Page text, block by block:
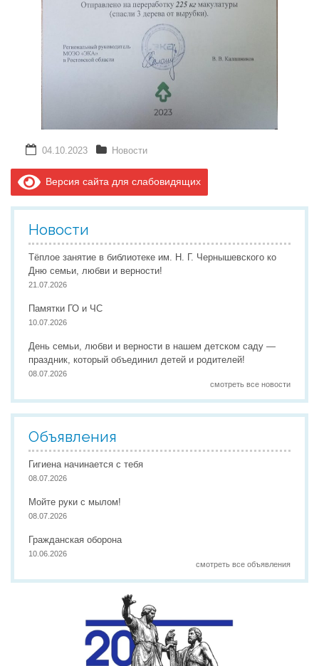
04.10.2023 Новости
Версия сайта для слабовидящих
Новости
Тёплое занятие в библиотеке им. Н. Г. Чернышевского ко
Дню семьи, любви и верности!
21.07.2026
Памятки ГО и ЧС
10.07.2026
День семьи, любви и верности в нашем детском саду —
праздник, который объединил детей и родителей!
08.07.2026
смотреть все новости
Объявления
Гигиена начинается с тебя
08.07.2026
Мойте руки с мылом!
08.07.2026
Гражданская оборона
10.06.2026
смотреть все объявления